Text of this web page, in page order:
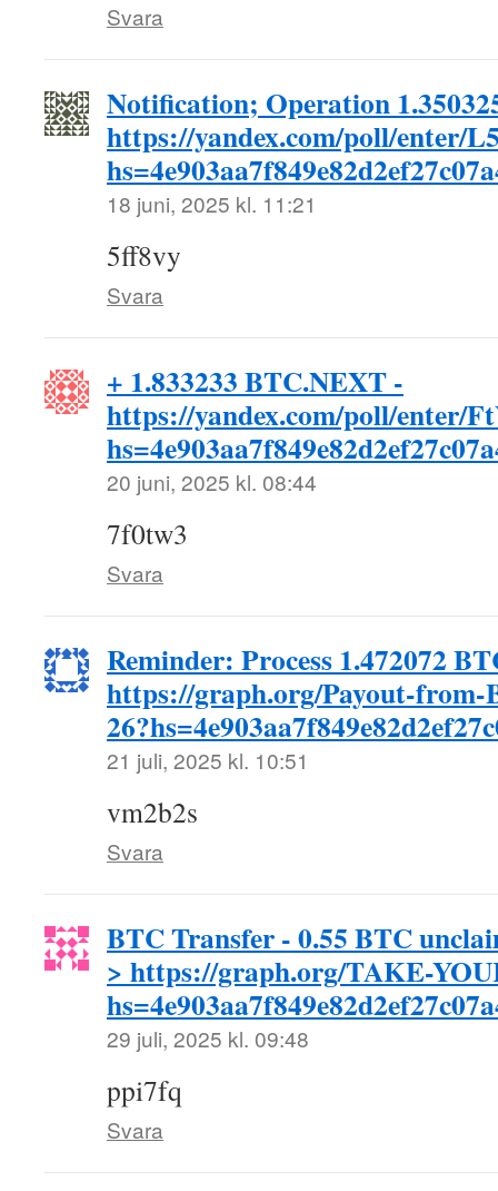
Svara
Notification; Operation
https://yandex.com/poll/enter/
18 juni, 2025 kl. 11:21
5ff8vy
Svara
+ 1.833233 BTC.NEXT -
https://yandex.com/poll/enter/
20 juni, 2025 kl. 08:44
7f0tw3
Svara
Reminder: Process 1.472072
https://graph.org/Payout-from-
21 juli, 2025 kl. 10:51
vm2b2s
Svara
BTC Transfer - 0.55 BTC
> https://graph.org/TAKE-
29 juli, 2025 kl. 09:48
ppi7fq
Svara